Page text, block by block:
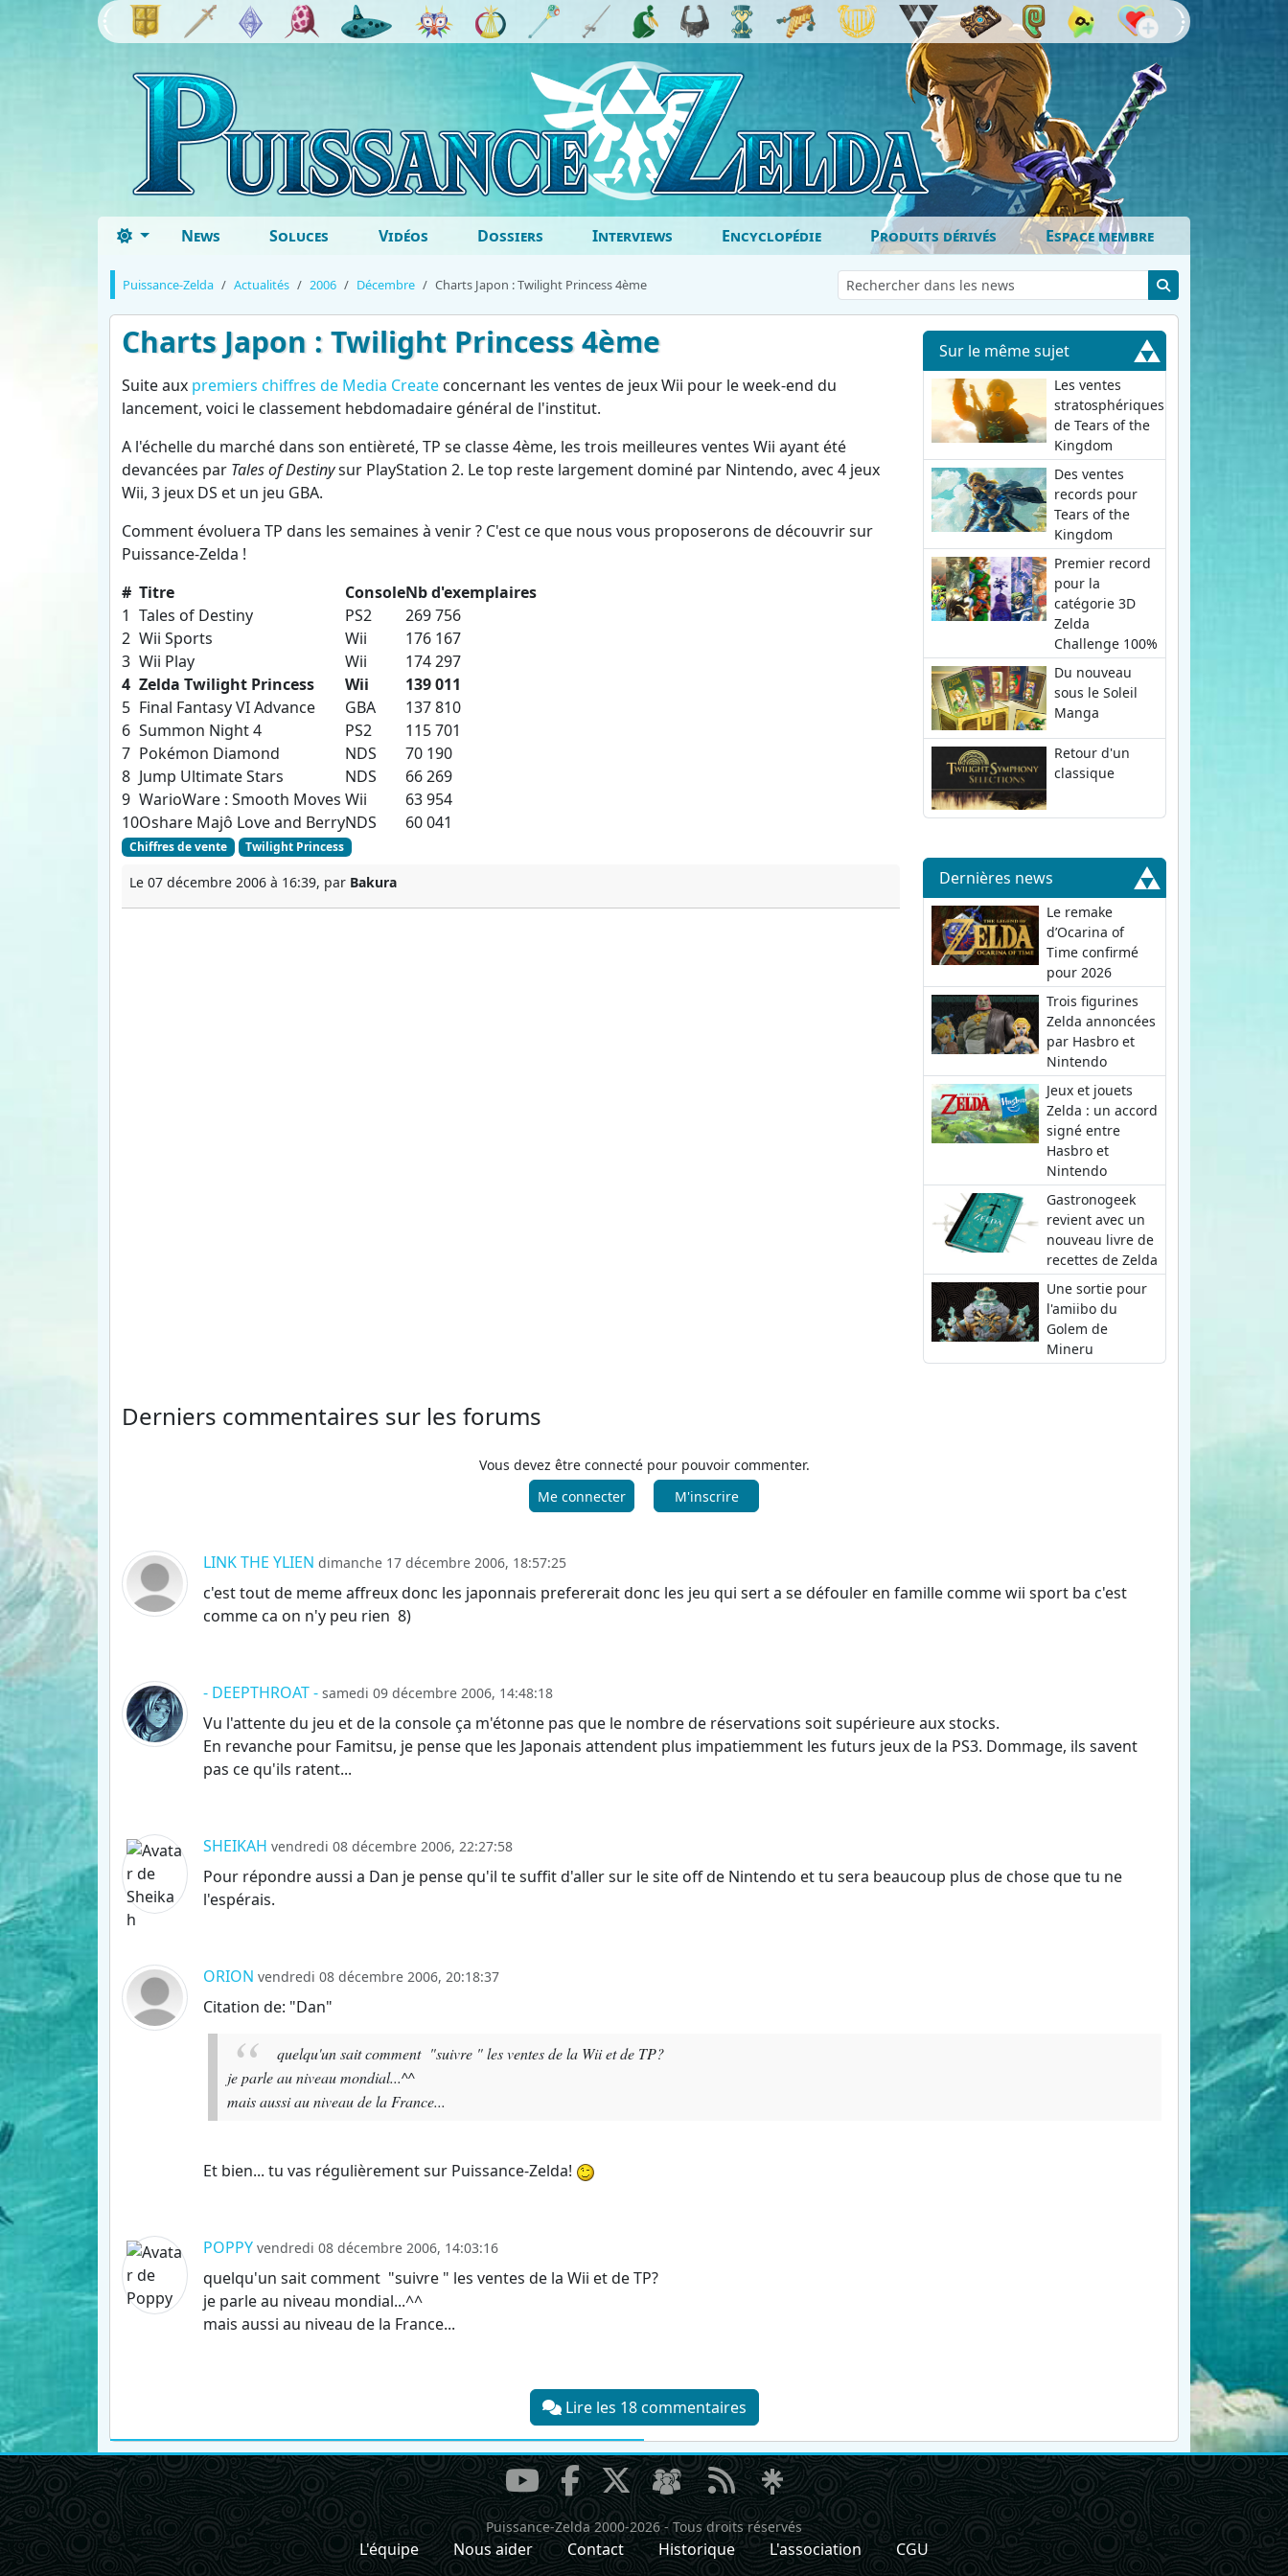
News Soluces Vidéos Dossiers Interviews Encyclopédie Produits dérivés Espace membre
Puissance-Zelda Actualités 2006 Décembre Charts Japon : Twilight Princess 4ème
Charts Japon : Twilight Princess 4ème
Suite aux premiers chiffres de Media Create concernant les ventes de jeux Wii pour le week-end du
lancement, voici le classement hebdomadaire général de l'institut.
A l'échelle du marché dans son entièreté, TP se classe 4ème, les trois meilleures ventes Wii ayant été
devancées par Tales of Destinysur PlayStation 2. Le top reste largement dominé par Nintendo, avec 4 jeux
Wii, 3 jeux DS et un jeu GBA.
Comment évoluera TP dans les semaines à venir ? C'est ce que nous vous proposerons de découvrir sur
Puissance-Zelda !
# Titre ConsoleNb d'exemplaires
1 Tales of Destiny PS2
269 756
2 Wii Sports Wii
176 167
3 Wii Play Wii
174 297
4 Zelda Twilight Princess Wii
139 011
5 Final Fantasy VI Advance GBA
137 810
6 Summon Night 4 PS2
115 701
7 Pokémon Diamond NDS
70 190
8 Jump Ultimate Stars NDS
66 269
9 WarioWare : Smooth Moves Wii
63 954
10Oshare Majô Love and BerryNDS 60 041
Chiffres de vente Twilight Princess
Le 07 décembre 2006 à 16:39, par Bakura
Sur le même sujet
Les ventes
stratosphériques
de Tears of the
Kingdom
Des ventes
records pour
Tears of the
Kingdom
Premier record
pour la
catégorie 3D
Zelda
Challenge 100%
Du nouveau
sous le Soleil
Manga
Retour d'un
classique
Dernières news
Le remake
d’Ocarina of
Time confirmé
pour 2026
Trois figurines
Zelda annoncées
par Hasbro et
Nintendo
Jeux et jouets
Zelda : un accord
signé entre
Hasbro et
Nintendo
Gastronogeek
revient avec un
nouveau livre de
recettes de Zelda
Une sortie pour
l'amiibo du
Golem de
Mineru
Derniers commentaires sur les forums
Vous devez être connecté pour pouvoir commenter.
Me connecter
M'inscrire
LINK THE YLIEN dimanche 17 décembre 2006, 18:57:25
c'est tout de meme affreux donc les japonnais prefererait donc les jeu qui sert a se défouler en famille comme wii sport ba c'est
comme ca on n'y peu rien 8)
- DEEPTHROAT - samedi 09 décembre 2006, 14:48:18
Vu l'attente du jeu et de la console ça m'étonne pas que le nombre de réservations soit supérieure aux stocks.
En revanche pour Famitsu, je pense que les Japonais attendent plus impatiemment les futurs jeux de la PS3. Dommage, ils savent
pas ce qu'ils ratent...
SHEIKAH vendredi 08 décembre 2006, 22:27:58
Pour répondre aussi a Dan je pense qu'il te suffit d'aller sur le site off de Nintendo et tu sera beaucoup plus de chose que tu ne
l'espérais.
ORION vendredi 08 décembre 2006, 20:18:37
Citation de: "Dan"
quelqu'un sait comment "suivre " les ventes de la Wii et de TP?
je parle au niveau mondial...^^
mais aussi au niveau de la France...
Et bien... tu vas régulièrement sur Puissance-Zelda!
POPPY vendredi 08 décembre 2006, 14:03:16
quelqu'un sait comment "suivre " les ventes de la Wii et de TP?
je parle au niveau mondial...^^
mais aussi au niveau de la France...
Lire les 18 commentaires
Puissance-Zelda 2000-2026-Tous droits réservés
L'équipe Nous aider Contact Historique L'association CGU